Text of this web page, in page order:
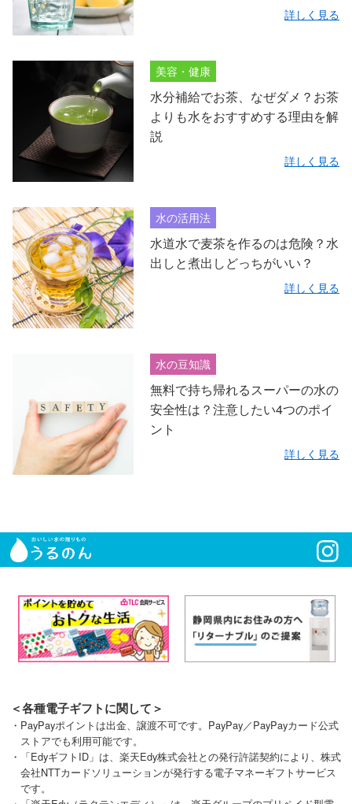
詳しく見る
美容・健康
水分補給でお茶、なぜダメ？お茶
よりも水をおすすめする理由を解
説
詳しく見る
水の活用法
水道水で麦茶を作るのは危険？水
出しと煮出しどっちがいい？
詳しく見る
水の豆知識
無料で持ち帰れるスーパーの水の
安全性は？注意したい4つのポイ
ント
詳しく見る
＜各種電子ギフトに関して＞
・PayPayポイントは出金、譲渡不可です。PayPay／PayPayカード公式
ストアでも利用可能です。
・「EdyギフトID」は、楽天Edy株式会社との発行許諾契約により、株式
会社NTTカードソリューションが発行する電子マネーギフトサービス
です。